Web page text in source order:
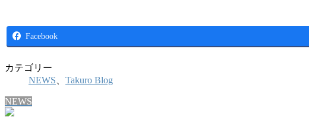
Facebook
カテゴリー
NEWS
Takuro Blog
NEWS